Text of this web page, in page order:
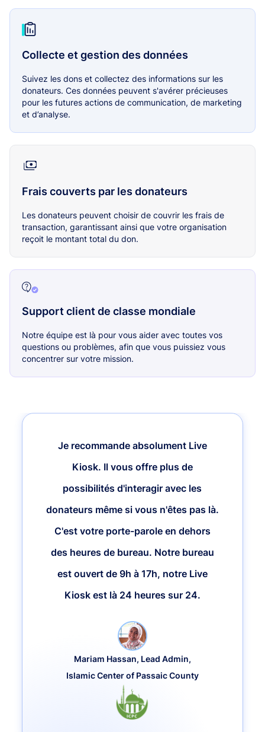
Collecte et gestion des données
Suivez les dons et collectez des informations sur les
donateurs. Ces données peuvent s'avérer précieuses
pour les futures actions de communication, de marketing
et d’analyse.
Frais couverts par les donateurs
Les donateurs peuvent choisir de couvrir les frais de
transaction, garantissant ainsi que votre organisation
reçoit le montant total du don.
Support client de classe mondiale
Notre équipe est là pour vous aider avec toutes vos
questions ou problèmes, afin que vous puissiez vous
concentrer sur votre mission.
Je recommande absolument Live
Kiosk. Il vous offre plus de
possibilités d'interagir avec les
donateurs même si vous n'êtes pas là.
C'est votre porte-parole en dehors
des heures de bureau. Notre bureau
est ouvert de 9h à 17h, notre Live
Kiosk est là 24 heures sur 24.
Mariam Hassan, Lead Admin,
Islamic Center of Passaic County